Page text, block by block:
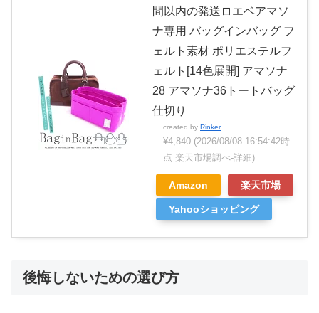
間以内の発送ロエベアマソ
ナ専用 バッグインバッグ フ
ェルト素材 ポリエステルフ
ェルト[14色展開] アマソナ
28 アマソナ36トートバッグ
仕切り
created by Rinker
¥4,840 (2026/08/08 16:54:42時
点 楽天市場調べ-詳細)
Amazon 楽天市場
Yahooショッピング
後悔しないための選び方